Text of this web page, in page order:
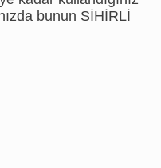
bunun SİHİRLİ